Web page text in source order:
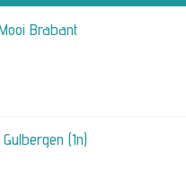
Brabant
(1n)